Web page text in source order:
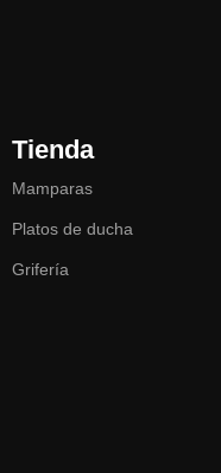
Tienda
Mamparas
Platos de ducha
Grifería